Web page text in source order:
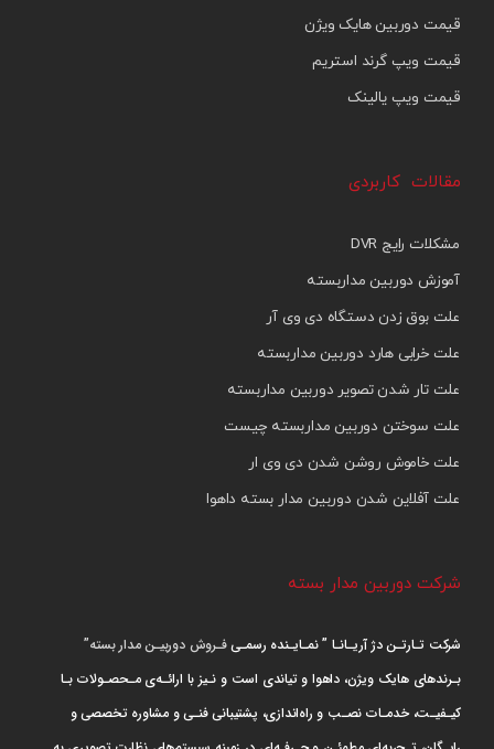
قیمت دوربین هایک ویژن
قیمت ویپ گرند استریم
قیمت ویپ یالینک
مقالات کاربردی
مشکلات رایج DVR
آموزش دوربین مداربسته
علت بوق زدن دستگاه دی وی آر
علت خرابی هارد دوربین مداربسته
علت تار شدن تصویر دوربین مداربسته
علت سوختن دوربین مداربسته چیست
علت خاموش روشن شدن دی وی ار
علت آفلاین شدن دوربین مدار بسته داهوا
شرکت دوربین مدار بسته
شرکت تـارتـن دژ آریـانـا ” نمـایـنده رسمـیفـروش دوربیـن مدار بسته”
بـرندهای هایک ویژن، داهوا و تیاندی است و نـیز با ارائـه‌ی مـحصـولات بـا
کیـفیـت، خدمـات نصـب و راه‌اندازی، پشتیبانی فنـی و مشاوره تخصصی و